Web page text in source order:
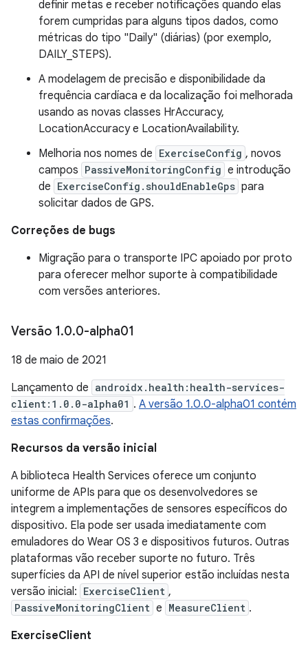
definir metas e receber notificações quando elas
forem cumpridas para alguns tipos dados, como
métricas do tipo "Daily" (diárias) (por exemplo,
DAILY_STEPS).
A modelagem de precisão e disponibilidade da
frequência cardíaca e da localização foi melhorada
usando as novas classes HrAccuracy,
LocationAccuracy e LocationAvailability.
Melhoria nos nomes de ExerciseConfig , novos
campos PassiveMonitoringConfig e introdução
de ExerciseConfig.shouldEnableGps para
solicitar dados de GPS.
Correções de bugs
Migração para o transporte IPC apoiado por proto
para oferecer melhor suporte à compatibilidade
com versões anteriores.
Versão 1.0.0-alpha01
18 de maio de 2021
Lançamento de androidx.health:health-services-
client:1.0.0-alpha01 . A versão 1.0.0-alpha01 contém
estas confirmações.
Recursos da versão inicial
A biblioteca Health Services oferece um conjunto
uniforme de APIs para que os desenvolvedores se
integrem a implementações de sensores específicos do
dispositivo. Ela pode ser usada imediatamente com
emuladores do Wear OS 3 e dispositivos futuros. Outras
plataformas vão receber suporte no futuro. Três
superfícies da API de nível superior estão incluídas nesta
versão inicial: ExerciseClient ,
PassiveMonitoringClient e MeasureClient .
ExerciseClient